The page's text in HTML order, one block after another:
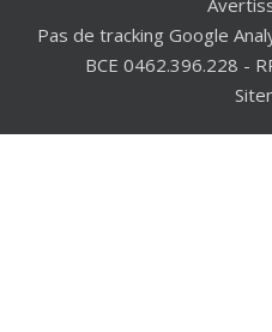
Pas de tracking Google
BCE 0462.396.228 -